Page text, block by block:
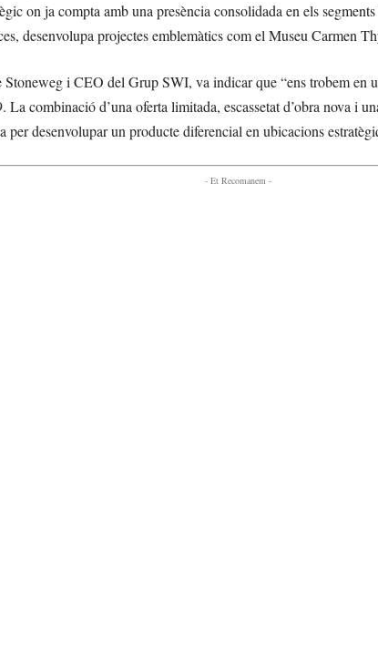
on ja compta amb una presència consolidada en els
desenvolupa projectes emblemàtics com el Museu Carmen
Stoneweg i CEO del Grup SWI, va indicar que “ens trobem
combinació d’una oferta limitada, escassetat d’obra nova i
per desenvolupar un producte diferencial en ubicacions
- Et Recomanem -